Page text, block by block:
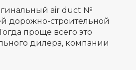
air duct №
дорожно-строительной
проще всего это
дилера, компании